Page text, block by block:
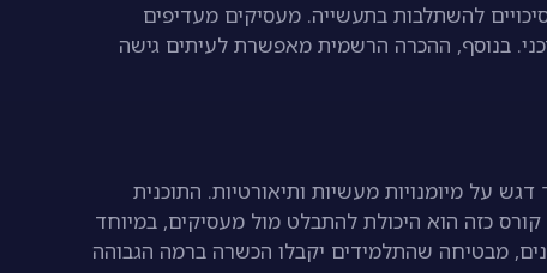
להשתלבות בתעשייה. מעסיקים מעדיפים
בנוסף, ההכרה הרשמית מאפשרת לעיתים גישה
על מיומנויות מעשיות ותיאורטיות. התוכנית
כזה הוא היכולת להתבלט מול מעסיקים, במיוחד
מבטיחה שהתלמידים יקבלו הכשרה ברמה הגבוהה